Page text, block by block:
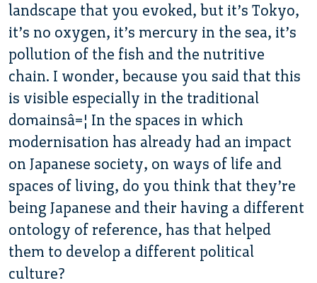
landscape that you evoked, but it’s Tokyo,
it’s no oxygen, it’s mercury in the sea, it’s
pollution of the fish and the nutritive
chain. I wonder, because you said that this
is visible especially in the traditional
domainsâ€¦ In the spaces in which
modernisation has already had an impact
on Japanese society, on ways of life and
spaces of living, do you think that they’re
being Japanese and their having a different
ontology of reference, has that helped
them to develop a different political
culture?